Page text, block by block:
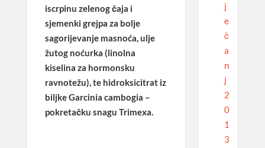
iscrpinu zelenog čaja i
sjemenki grejpa za bolje
sagorijevanje masnoća, ulje
žutog noćurka (linolna
kiselina za hormonsku
ravnotežu), te hidroksicitrat iz
biljke Garcinia cambogia –
pokretačku snagu Trimexa.
j
e
č
a
n
j
2
0
1
3